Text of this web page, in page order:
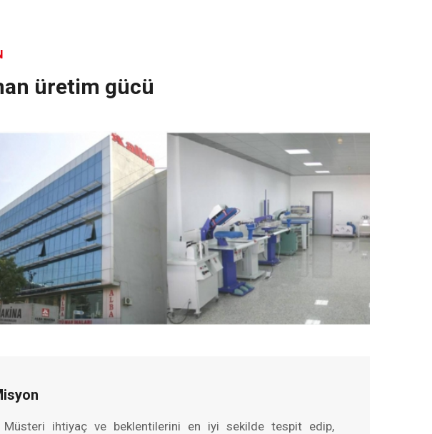
an üretim gücü
Müsteri ihtiyaç ve beklentilerini en iyi sekilde tespit edip,